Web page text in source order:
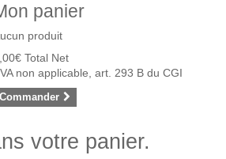
panier
produit
Total Net
non applicable, art. 293 B du CGI
Commander
votre panier.